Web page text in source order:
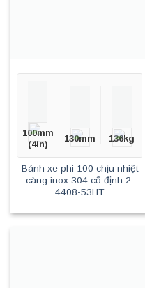
100mm
(4in)
130mm 136kg
Bánh xe phi 100 chịu nhiệt
càng inox 304 cố định 2-
4408-53HT